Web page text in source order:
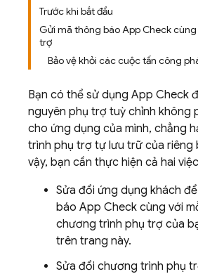
Trước khi bắt đầu
Gửi mã thông báo App Check
trợ
Bảo vệ khỏi các cuộc tấn công
Bạn có thể sử dụng App Check
nguyên phụ trợ tuỳ chỉnh không
cho ứng dụng của mình, chẳng
trình phụ trợ tự lưu trữ của riêng
vậy, bạn cần thực hiện cả hai
Sửa đổi ứng dụng khách
báo App Check cùng với
chương trình phụ trợ của
trên trang này.
Sửa đổi chương trình phụ